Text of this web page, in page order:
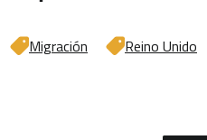
Migración Reino Unido